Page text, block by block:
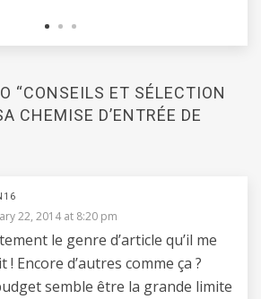
“CONSEILS ET SÉLECTION
CHEMISE D’ENTRÉE DE
22, 2014 at 8:20 pm
le genre d’article qu’il me
! Encore d’autres comme ça ?
semble être la grande limite